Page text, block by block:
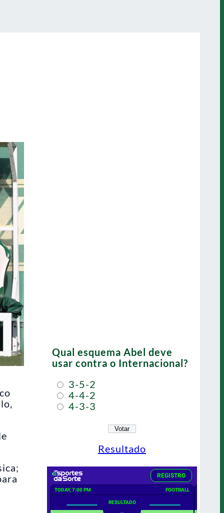
Qual esquema Abel deve
usar contra o Internacional?
3-5-2
4-4-2
4-3-3
Resultado